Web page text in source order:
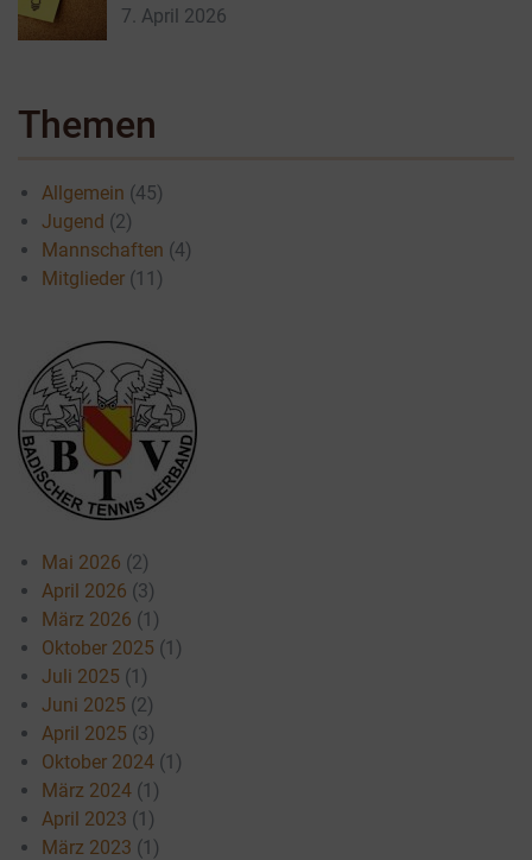
7. April 2026
Themen
Allgemein (45)
Jugend (2)
Mannschaften (4)
Mitglieder (11)
Mai 2026 (2)
April 2026 (3)
März 2026 (1)
Oktober 2025 (1)
Juli 2025 (1)
Juni 2025 (2)
April 2025 (3)
Oktober 2024 (1)
März 2024 (1)
April 2023 (1)
März 2023 (1)